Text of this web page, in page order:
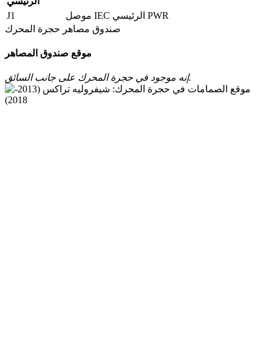
J1
موصل IEC الرئيسي PWR
صندوق مصاهر حجرة المحرك
موقع صندوق المصاهر
إنه موجود في حجرة المحرك على جانب السائق.